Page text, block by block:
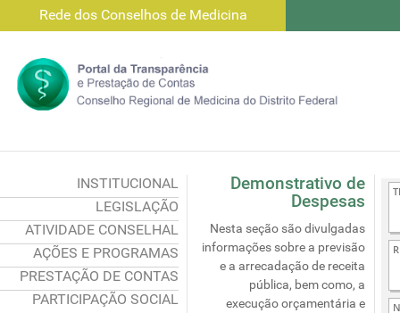
Rede dos Conselhos de Medicina
INSTITUCIONAL
LEGISLAÇÃO
ATIVIDADE CONSELHAL
AÇÕES E PROGRAMAS
PRESTAÇÃO DE CONTAS
PARTICIPAÇÃO SOCIAL
Demonstrativo de
Despesas
Nesta seção são divulgadas
informações sobre a previsão
e a arrecadação de receita
pública, bem como, a
execução orçamentária e